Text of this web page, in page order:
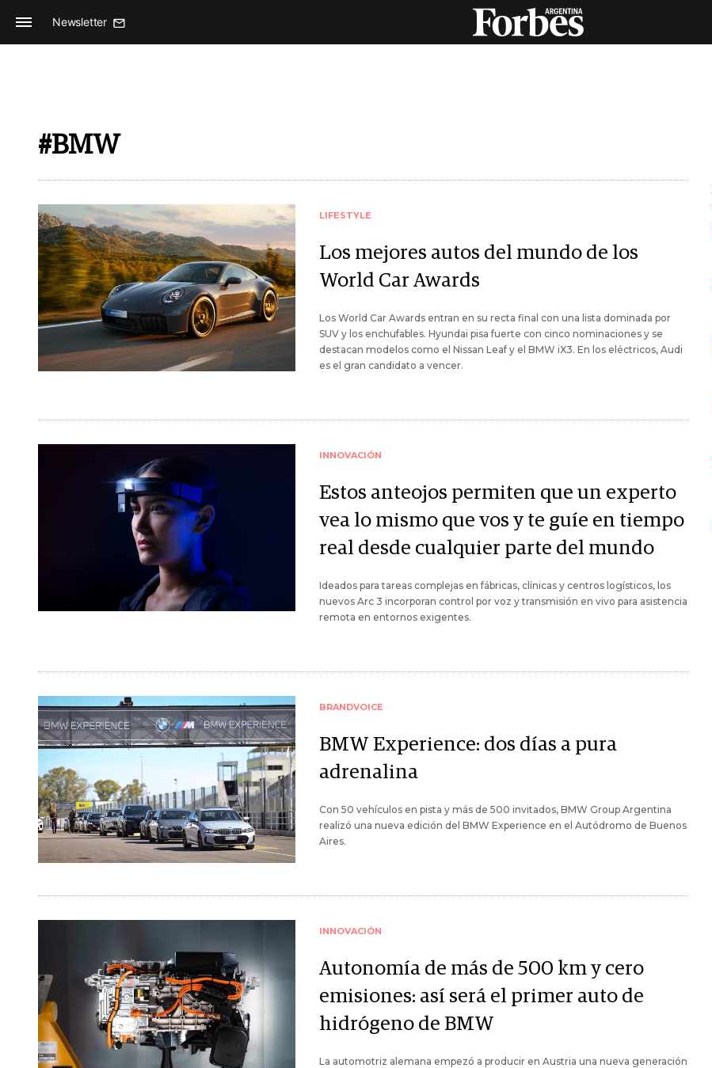
Newsletter
#BMW
LIFESTYLE
Los mejores autos del mundo de los
World Car Awards
Los World Car Awards entran en su recta final con una lista dominada por
SUV y los enchufables. Hyundai pisa fuerte con cinco nominaciones y se
destacan modelos como el Nissan Leaf y el BMW iX3. En los eléctricos, Audi
es el gran candidato a vencer.
INNOVACIÓN
Estos anteojos permiten que un experto
vea lo mismo que vos y te guíe en tiempo
real desde cualquier parte del mundo
Ideados para tareas complejas en fábricas, clínicas y centros logísticos, los
nuevos Arc 3 incorporan control por voz y transmisión en vivo para asistencia
remota en entornos exigentes.
BRANDVOICE
BMW Experience: dos días a pura
adrenalina
Con 50 vehículos en pista y más de 500 invitados, BMW Group Argentina
realizó una nueva edición del BMW Experience en el Autódromo de Buenos
Aires.
INNOVACIÓN
Autonomía de más de 500 km y cero
emisiones: así será el primer auto de
hidrógeno de BMW
La automotriz alemana empezó a producir en Austria una nueva generación